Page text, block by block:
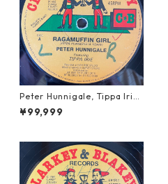
Peter Hunnigale, Tippa Irie
- Raggamuffin Girl【12-50
045】
¥99,999